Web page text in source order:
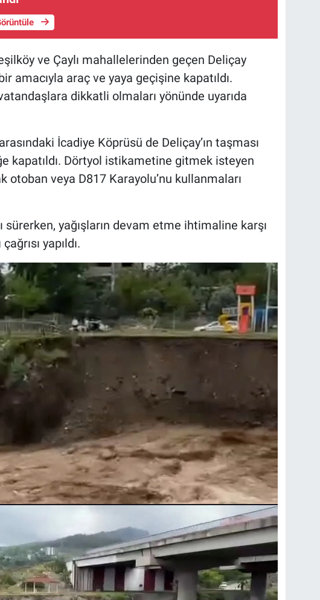
ve Çaylı mahallelerinden geçen Deliçay
amacıyla araç ve yaya geçişine kapatıldı.
dikkatli olmaları yönünde uyarıda
İcadiye Köprüsü de Deliçay’ın taşması
kapatıldı. Dörtyol istikametine gitmek isteyen
veya D817 Karayolu’nu kullanmaları
sürerken, yağışların devam etme ihtimaline karşı
yapıldı.